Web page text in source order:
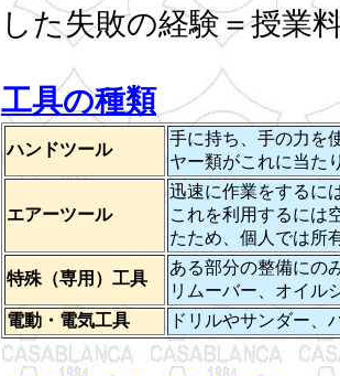
した失敗の経験＝授業
工具の種類
ハンドツール
手に持ち、手の力を
ヤー類がこれに当た
エアーツール
迅速に作業をするに
これを利用するには
たため、個人では所
特殊（専用）工具
ある部分の整備にの
リムーバー、オイル
電動・電気工具
ドリルやサンダー、